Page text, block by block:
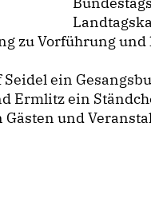
zu Vorführung
ein
Ermlitz ein
und